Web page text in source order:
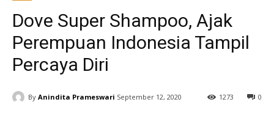
Dove Super Shampoo, Ajak
Perempuan Indonesia Tampil
Percaya Diri
By Anindita Prameswari September 12, 2020 0
1273